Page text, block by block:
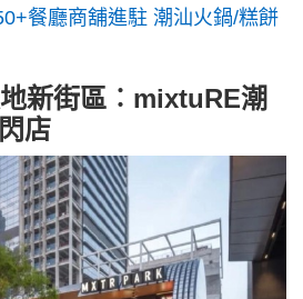
餐廳商舖進駐 潮汕火鍋/糕餅
新街區︰mixtuRE潮
店